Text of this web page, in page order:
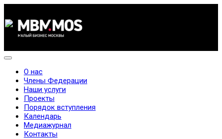
О нас
Члены Федерации
Наши услуги
Проекты
Порядок вступления
Календарь
Медиажурнал
Контакты